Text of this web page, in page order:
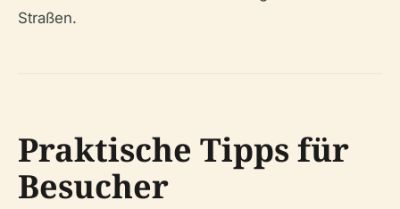
Straßen.
Praktische Tipps für
Besucher